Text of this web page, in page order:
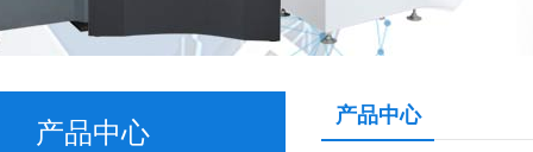
产品中心
产品中心